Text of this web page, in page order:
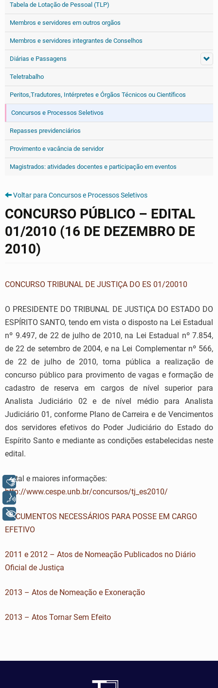
Tabela de Lotação de Pessoal (TLP)
Membros e servidores em outros orgãos
Membros e servidores integrantes de Conselhos
Diárias e Passagens
Teletrabalho
Peritos,Tradutores, Intérpretes e Órgãos Técnicos ou Científicos
Concursos e Processos Seletivos
Repasses previdenciários
Provimento e vacância de servidor
Magistrados: atividades docentes e participação em eventos
Voltar para Concursos e Processos Seletivos
CONCURSO PÚBLICO – EDITAL
01/2010 (16 DE DEZEMBRO DE
2010)
CONCURSO TRIBUNAL DE JUSTIÇA DO ES 01/20010
O PRESIDENTE DO TRIBUNAL DE JUSTIÇA DO ESTADO DO
ESPÍRITO SANTO, tendo em vista o disposto na Lei Estadual
nº 9.497, de 22 de julho de 2010, na Lei Estadual nº 7.854,
de 22 de setembro de 2004, e na Lei Complementar nº 566,
de 22 de julho de 2010, torna pública a realização de
concurso público para provimento de vagas e formação de
cadastro de reserva em cargos de nível superior para
Analista Judiciário 02 e de nível médio para Analista
Judiciário 01, conforme Plano de Carreira e de Vencimentos
dos servidores efetivos do Poder Judiciário do Estado do
Espírito Santo e mediante as condições estabelecidas neste
edital.
Edital e maiores informações:
http://www.cespe.unb.br/concursos/tj_es2010/
DOCUMENTOS NECESSÁRIOS PARA POSSE EM CARGO
EFETIVO
2011 e 2012 – Atos de Nomeação Publicados no Diário
Oficial de Justiça
2013 – Atos de Nomeação e Exoneração
2013 – Atos Tornar Sem Efeito
Libras
Voz
+ Acessibilidade